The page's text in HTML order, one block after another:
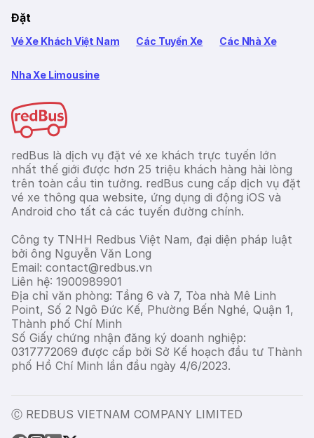
Đặt
Vé Xe Khách Việt Nam Các Tuyến Xe Các Nhà Xe
Nha Xe Limousine
redBus là dịch vụ đặt vé xe khách trực tuyến lớn
nhất thế giới được hơn 25 triệu khách hàng hài lòng
trên toàn cầu tin tưởng. redBus cung cấp dịch vụ đặt
vé xe thông qua website, ứng dụng di động iOS và
Android cho tất cả các tuyến đường chính.
Công ty TNHH Redbus Việt Nam, đại diện pháp luật
bởi ông Nguyễn Văn Long
Email: contact@redbus.vn
Liên hệ: 1900989901
Địa chỉ văn phòng: Tầng 6 và 7, Tòa nhà Mê Linh
Point, Số 2 Ngô Đức Kế, Phường Bến Nghé, Quận 1,
Thành phố Chí Minh
Số Giấy chứng nhận đăng ký doanh nghiệp:
0317772069 được cấp bởi Sở Kế hoạch đầu tư Thành
phố Hồ Chí Minh lần đầu ngày 4/6/2023.
Ⓒ REDBUS VIETNAM COMPANY LIMITED